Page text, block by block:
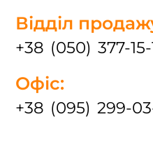
Відділ
+38 (050) 377-15-
Офіс:
+38 (095) 299-